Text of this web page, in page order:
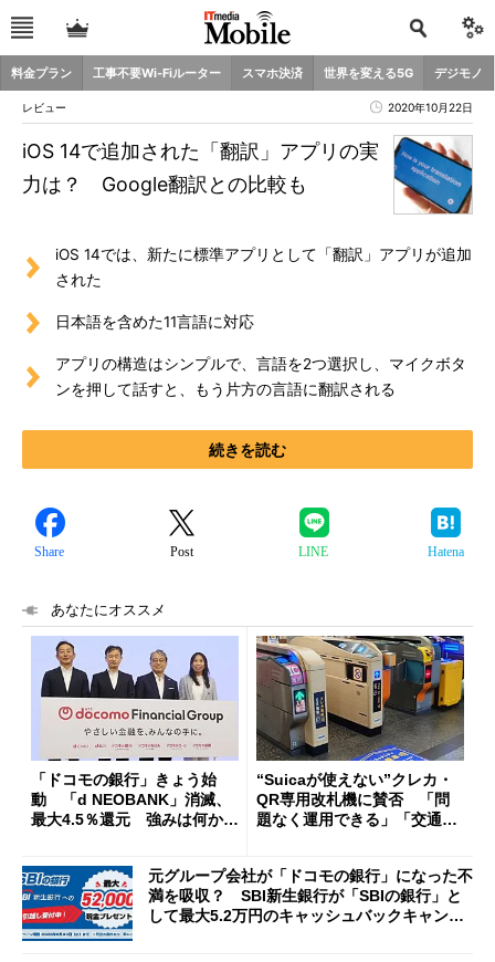
料金プラン 工事不要Wi-Fiルーター スマホ決済 世界を変える5G デジモノ
レビュー 2020年10月22日
iOS 14で追加された「翻訳」アプリの実
力は？ Google翻訳との比較も
iOS 14では、新たに標準アプリとして「翻訳」アプリが追加
された
日本語を含めた11言語に対応
アプリの構造はシンプルで、言語を2つ選択し、マイクボタ
ンを押して話すと、もう片方の言語に翻訳される
続きを読む
Share Post LINE Hatena
あなたにオススメ
「ドコモの銀行」きょう始
動 「d NEOBANK」消滅、
最大4.5％還元 強みは何か解
“Suicaが使えない”クレカ・
QR専用改札機に賛否 「問
題なく運用できる」「交通系I
元グループ会社が「ドコモの銀行」になった不
満を吸収？ SBI新生銀行が「SBIの銀行」と
して最大5.2万円のキャッシュバックキャンペ